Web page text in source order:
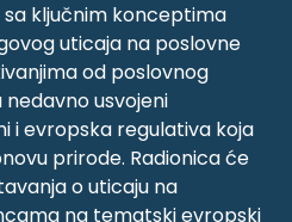
ključnim konceptima
uticaja na poslovne
od poslovnog
usvojeni
i evropska regulativa koja
prirode. Radionica će
o uticaju na
na tematski evropski